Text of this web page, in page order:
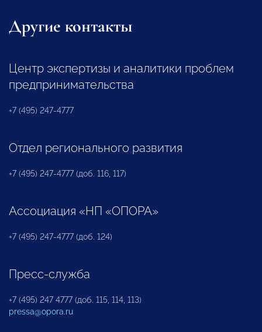
Другие контакты
Центр экспертизы и аналитики проблем
предпринимательства
+7 (495) 247-4777
Отдел регионального развития
+7 (495) 247-4777 (доб. 116, 117)
Ассоциация «НП «ОПОРА»
+7 (495) 247-4777 (доб. 124)
Пресс-служба
+7 (495) 247 4777 (доб. 115, 114, 113)
pressa@opora.ru